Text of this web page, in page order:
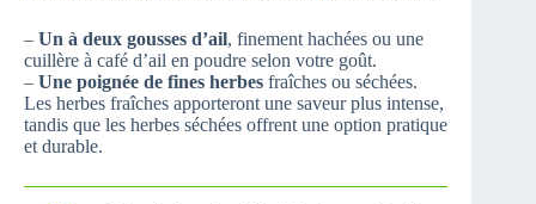
– Un à deux gousses d’ail, finement hachées ou une
cuillère à café d’ail en poudre selon votre goût.
– Une poignée de fines herbes fraîches ou séchées.
Les herbes fraîches apporteront une saveur plus intense,
tandis que les herbes séchées offrent une option pratique
et durable.